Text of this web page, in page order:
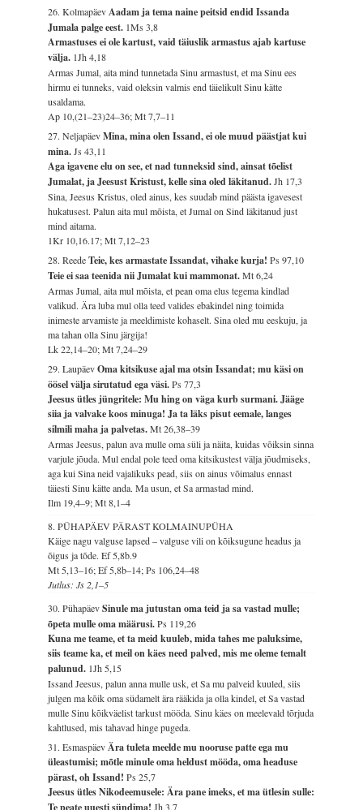
26. Kolmapäev Aadam ja tema naine peitsid endid Issanda
Jumala palge eest. 1Ms 3,8
Armastuses ei ole kartust, vaid täiuslik armastus ajab kartuse
välja. 1Jh 4,18
Armas Jumal, aita mind tunnetada Sinu armastust, et ma Sinu ees
hirmu ei tunneks, vaid oleksin valmis end täielikult Sinu kätte
usaldama.
Ap 10,(21–23)24–36; Mt 7,7–11
27. NeljapäevMina, mina olen Issand, ei ole muud päästjat kui
mina.Js 43,11
Aga igavene elu on see, et nad tunneksid sind, ainsat tõelist
Jumalat, ja Jeesust Kristust, kelle sina oled läkitanud.Jh 17,3
Sina, Jeesus Kristus, oled ainus, kes suudab mind päästa igavesest
hukatusest. Palun aita mul mõista, et Jumal on Sind läkitanud just
mind aitama.
1Kr 10,16.17; Mt 7,12–23
28. ReedeTeie, kes armastate Issandat, vihake kurja!Ps 97,10
Teie ei saa teenida nii Jumalat kui mammonat.Mt 6,24
Armas Jumal, aita mul mõista, et pean oma elus tegema kindlad
valikud. Ära luba mul olla teed valides ebakindel ning toimida
inimeste arvamiste ja meeldimiste kohaselt. Sina oled mu eeskuju, ja
ma tahan olla Sinu järgija!
Lk 22,14–20; Mt 7,24–29
29. LaupäevOma kitsikuse ajal ma otsin Issandat; mu käsi on
öösel välja sirutatud ega väsi.Ps 77,3
Jeesus ütles jüngritele: Mu hing on väga kurb surmani. Jääge
siia ja valvake koos minuga! Ja ta läks pisut eemale, langes
silmili maha ja palvetas.Mt 26,38–39
Armas Jeesus, palun ava mulle oma süli ja näita, kuidas võiksin sinna
varjule jõuda. Mul endal pole teed oma kitsikustest välja jõudmiseks,
aga kui Sina neid vajalikuks pead, siis on ainus võimalus ennast
täiesti Sinu kätte anda. Ma usun, et Sa armastad mind.
Ilm 19,4–9; Mt 8,1–4
8. PÜHAPÄEV PÄRAST KOLMAINUPÜHA
Käige nagu valguse lapsed – valguse vili on kõiksugune headus ja
õigus ja tõde.Ef 5,8b.9
Mt 5,13–16; Ef 5,8b–14; Ps 106,24–48
Jutlus: Js 2,1–5
30. PühapäevSinule ma jutustan oma teid ja sa vastad mulle;
õpeta mulle oma määrusi.Ps 119,26
Kuna me teame, et ta meid kuuleb, mida tahes me paluksime,
siis teame ka, et meil on käes need palved, mis me oleme temalt
palunud. 1Jh 5,15
Issand Jeesus, palun anna mulle usk, et Sa mu palveid kuuled, siis
julgen ma kõik oma südamelt ära rääkida ja olla kindel, et Sa vastad
mulle Sinu kõikväelist tarkust mööda. Sinu käes on meelevald tõrjuda
kahtlused, mis tahavad hinge pugeda.
31. EsmaspäevÄra tuleta meelde mu nooruse patte ega mu
üleastumisi; mõtle minule oma heldust mööda, oma headuse
pärast, oh Issand!Ps 25,7
Jeesus ütles Nikodeemusele: Ära pane imeks, et ma ütlesin sulle:
Jh 3,7